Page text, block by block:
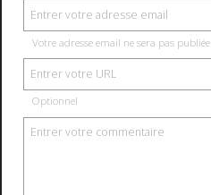
Votre adresse email ne sera pas publiée
Optionnel